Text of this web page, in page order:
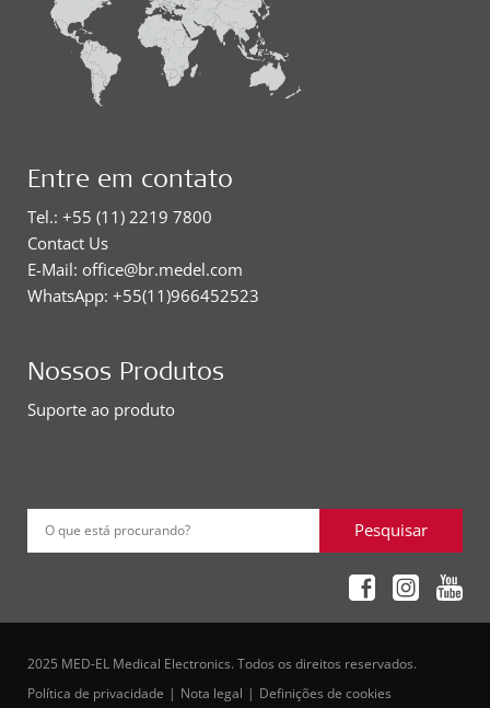
Entre em contato
Tel.: +55 (11) 2219 7800
Contact Us
E-Mail: office@br.medel.com
WhatsApp: +55(11)966452523
Nossos Produtos
Suporte ao produto
O que está procurando? Pesquisar
2025 MED-EL Medical Electronics. Todos os direitos reservados.
Política de privacidade
Nota legal Definições de cookies